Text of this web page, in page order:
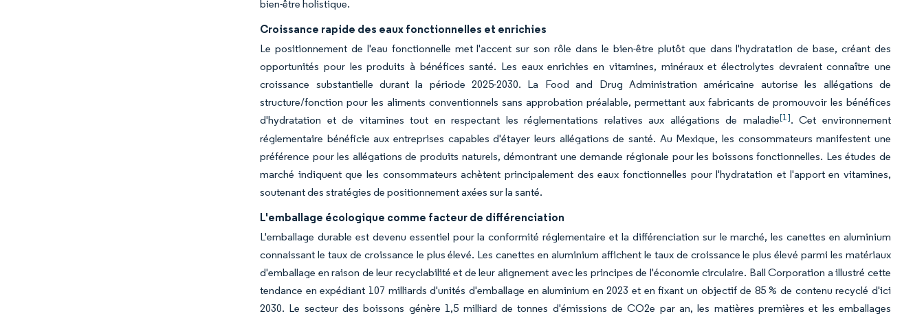
bien-être holistique.
Croissance rapide des eaux fonctionnelles et enrichies
Le positionnement de l'eau fonctionnelle met l'accent sur son rôle dans le bien-être plutôt que dans l'hydratation de base, créant des
opportunités pour les produits à bénéfices santé. Les eaux enrichies en vitamines, minéraux et électrolytes devraient connaître une
croissance substantielle durant la période 2025-2030. La Food and Drug Administration américaine autorise les allégations de
structure/fonction pour les aliments conventionnels sans approbation préalable, permettant aux fabricants de promouvoir les bénéfices
d'hydratation et de vitamines tout en respectant les réglementations relatives aux allégations de maladie[1]. Cet environnement
réglementaire bénéficie aux entreprises capables d'étayer leurs allégations de santé. Au Mexique, les consommateurs manifestent une
préférence pour les allégations de produits naturels, démontrant une demande régionale pour les boissons fonctionnelles. Les études de
marché indiquent que les consommateurs achètent principalement des eaux fonctionnelles pour l'hydratation et l'apport en vitamines,
soutenant des stratégies de positionnement axées sur la santé.
L'emballage écologique comme facteur de différenciation
L'emballage durable est devenu essentiel pour la conformité réglementaire et la différenciation sur le marché, les canettes en aluminium
connaissant le taux de croissance le plus élevé. Les canettes en aluminium affichent le taux de croissance le plus élevé parmi les matériaux
d'emballage en raison de leur recyclabilité et de leur alignement avec les principes de l'économie circulaire. Ball Corporation a illustré cette
tendance en expédiant 107 milliards d'unités d'emballage en aluminium en 2023 et en fixant un objectif de 85 % de contenu recyclé d'ici
2030. Le secteur des boissons génère 1,5 milliard de tonnes d'émissions de CO2e par an, les matières premières et les emballages